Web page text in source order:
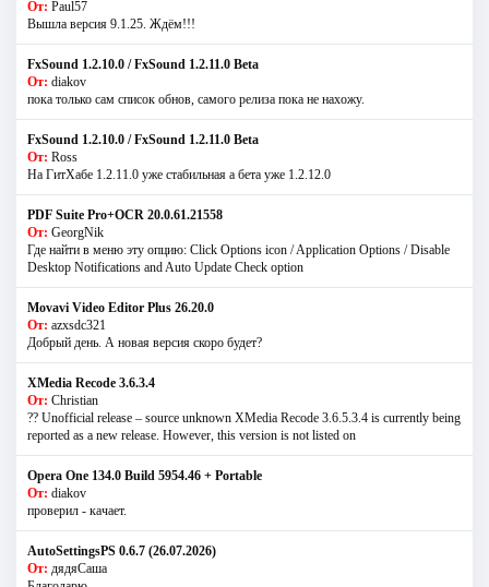
От: Paul57
Вышла версия 9.1.25. Ждём!!!
FxSound 1.2.10.0 / FxSound 1.2.11.0 Beta
От: diakov
пока только сам список обнов, самого релиза пока не нахожу.
FxSound 1.2.10.0 / FxSound 1.2.11.0 Beta
От: Ross
На ГитХабе 1.2.11.0 уже стабильная а бета уже 1.2.12.0
PDF Suite Pro+OCR 20.0.61.21558
От: GeorgNik
Где найти в меню эту опцию: Click Options icon / Application Options / Disable
Desktop Notifications and Auto Update Check option
Movavi Video Editor Plus 26.20.0
От: azxsdc321
Добрый день. А новая версия скоро будет?
XMedia Recode 3.6.3.4
От: Christian
?? Unofficial release – source unknown XMedia Recode 3.6.5.3.4 is currently being
reported as a new release. However, this version is not listed on
Opera One 134.0 Build 5954.46 + Portable
От: diakov
проверил - качает.
AutoSettingsPS 0.6.7 (26.07.2026)
От: дядяСаша